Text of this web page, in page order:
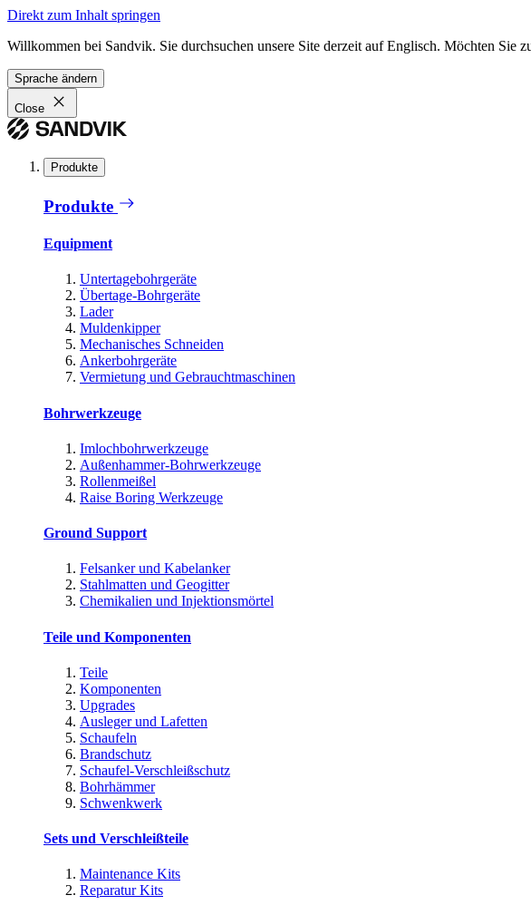
Direkt zum Inhalt springen
Willkommen bei Sandvik. Sie durchsuchen unsere Site derzeit auf Englisch. Möchten Sie
Sprache ändern
Close
Produkte
Produkte
Equipment
Untertagebohrgeräte
Übertage-Bohrgeräte
Lader
Muldenkipper
Mechanisches Schneiden
Ankerbohrgeräte
Vermietung und Gebrauchtmaschinen
Bohrwerkzeuge
Imlochbohrwerkzeuge
Außenhammer-Bohrwerkzeuge
Rollenmeißel
Raise Boring Werkzeuge
Ground Support
Felsanker und Kabelanker
Stahlmatten und Geogitter
Chemikalien und Injektionsmörtel
Teile und Komponenten
Teile
Komponenten
Upgrades
Ausleger und Lafetten
Schaufeln
Brandschutz
Schaufel-Verschleißschutz
Bohrhämmer
Schwenkwerk
Sets und Verschleißteile
Maintenance Kits
Reparatur Kits